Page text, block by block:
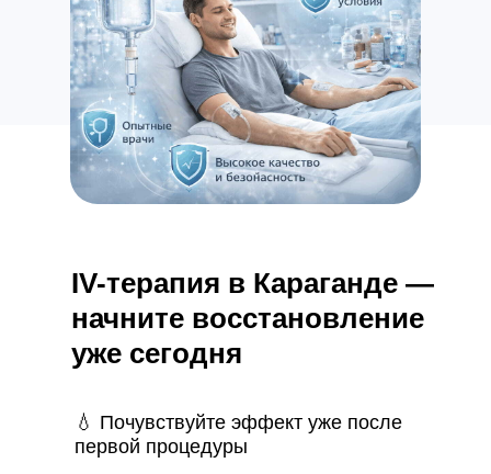
IV-терапия в Караганде —
начните восстановление
уже сегодня
💧 Почувствуйте эффект уже после
первой процедуры